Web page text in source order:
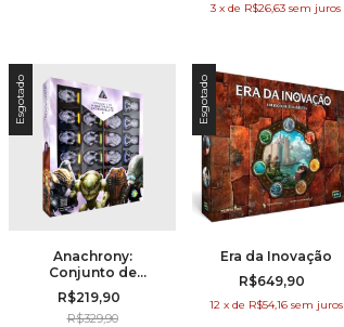
3 x de R$26,63 sem juros
Esgotado
Anachrony:
Conjunto de
Miniaturas de
Exoesqueleto
R$219,90
R$329,90
Esgotado
Era da Inovação
R$649,90
12 x de R$54,16 sem juros